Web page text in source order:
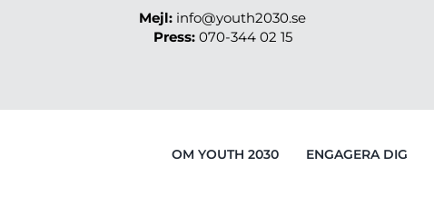
Mejl: info@youth2030.se
Press:070-344 02 15
OM YOUTH 2030 ENGAGERA DIG